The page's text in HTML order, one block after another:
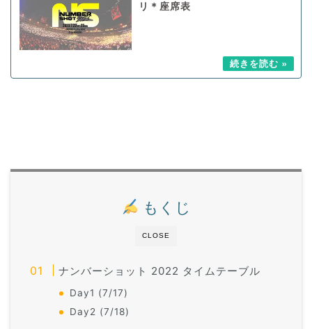
リ＊座席表
CLOSE
もくじ
ナンバーショット 2022 タイムテーブル
Day1 (7/17)
Day2 (7/18)